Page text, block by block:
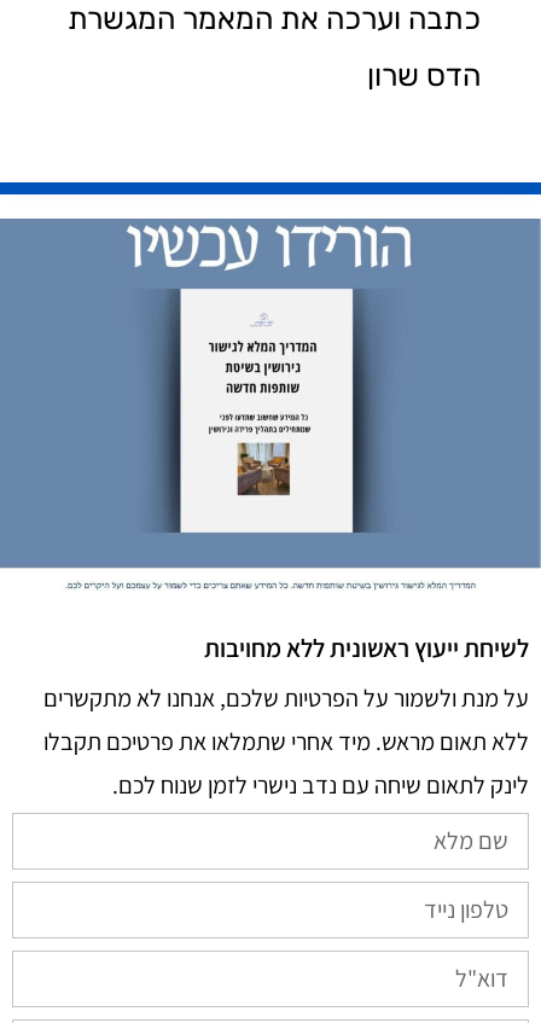
כתבה וערכה את המאמר המגשרת
הדס שרון
לשיחת ייעוץ ראשונית ללא מחויבות
על מנת ולשמור על הפרטיות שלכם, אנחנו לא מתקשרים
ללא תאום מראש. מיד אחרי שתמלאו את פרטיכם תקבלו
לינק לתאום שיחה עם נדב נישרי לזמן שנוח לכם.​